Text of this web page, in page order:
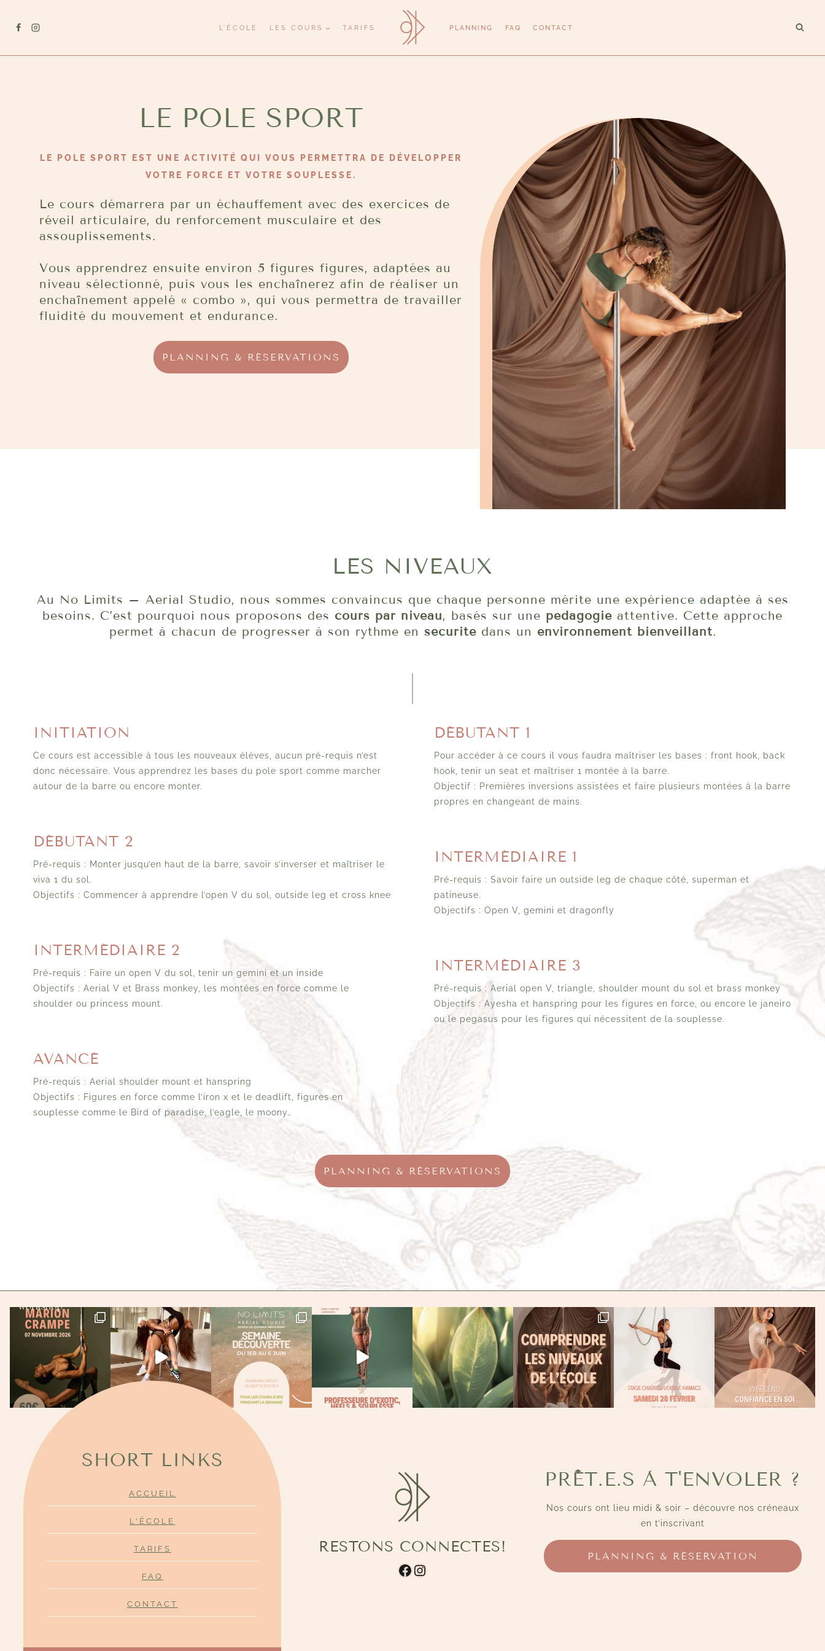
L’ÉCOLE LES COURS TARIFS PLANNING FAQ CONTACT
LE POLE SPORT
LE POLE SPORT EST UNE ACTIVITÉ QUI VOUS PERMETTRA DE DÉVELOPPER
VOTRE FORCE ET VOTRE SOUPLESSE.
Le cours démarrera par un échauffement avec des exercices de
réveil articulaire, du renforcement musculaire et des
assouplissements.
Vous apprendrez ensuite environ 5 figures figures, adaptées au
niveau sélectionné, puis vous les enchaînerez afin de réaliser un
enchaînement appelé « combo », qui vous permettra de travailler
fluidité du mouvement et endurance.
PLANNING & RÉSERVATIONS
LES NIVEAUX
Au No Limits – Aerial Studio, nous sommes convaincus que chaque personne mérite une expérience adaptée à ses
besoins. C’est pourquoi nous proposons des cours par niveau, basés sur une pédagogie attentive. Cette approche
permet à chacun de progresser à son rythme en sécuritédans un environnement bienveillant.
INITIATION
Ce cours est accessible à tous les nouveaux élèves, aucun pré-requis n’est
donc nécessaire. Vous apprendrez les bases du pole sport comme marcher
autour de la barre ou encore monter.
DÉBUTANT 2
Pré-requis : Monter jusqu’en haut de la barre, savoir s’inverser et maîtriser le
viva 1 du sol.
Objectifs : Commencer à apprendre l’open V du sol, outside leg et cross knee
INTERMÉDIAIRE 2
Pré-requis : Faire un open V du sol, tenir un gemini et un inside
Objectifs : Aerial V et Brass monkey, les montées en force comme le
shoulder ou princess mount.
AVANCÉ
Pré-requis : Aerial shoulder mount et hanspring
Objectifs : Figures en force comme l’iron x et le deadlift, figures en
souplesse comme le Bird of paradise, l’eagle, le moony…
DÉBUTANT 1
Pour accéder à ce cours il vous faudra maîtriser les bases : front hook, back
hook, tenir un seat et maîtriser 1 montée à la barre.
Objectif : Premières inversions assistées et faire plusieurs montées à la barre
propres en changeant de mains.
INTERMÉDIAIRE 1
Pré-requis : Savoir faire un outside leg de chaque côté, superman et
patineuse.
Objectifs : Open V, gemini et dragonfly
INTERMÉDIAIRE 3
Pré-requis : Aerial open V, triangle, shoulder mount du sol et brass monkey
Objectifs : Ayesha et hanspring pour les figures en force, ou encore le janeiro
ou le pegasus pour les figures qui nécessitent de la souplesse.
PLANNING & RÉSERVATIONS
SHORT LINKS
ACCUEIL
L'ÉCOLE
TARIFS
FAQ
CONTACT
RESTONS CONNECTES!
Facebook
Instagram
PRÊT.E.S À T'ENVOLER ?
Nos cours ont lieu midi & soir – découvre nos créneaux
en t’inscrivant
PLANNING & RÉSERVATION